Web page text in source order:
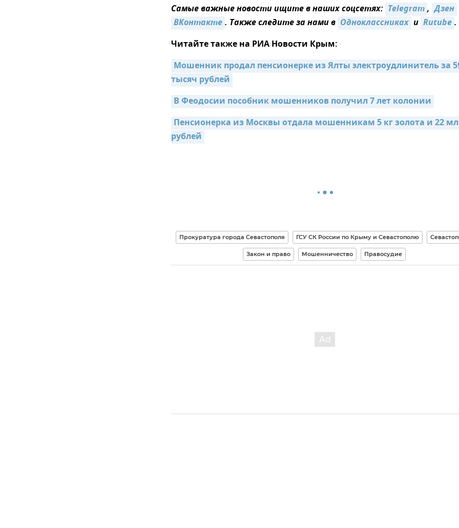
Самые важные новости ищите в наших соцсетях: Telegram, Дзен
ВКонтакте. Также следите за нами в Одноклассниках и Rutube.
Читайте также на РИА Новости Крым:
Мошенник продал пенсионерке из Ялты электроудлинитель за
тысяч рублей
В Феодосии пособник мошенников получил 7 лет колонии
Пенсионерка из Москвы отдала мошенникам 5 кг золота и 22
рублей
Прокуратура города Севастополя ГСУ СК России по Крыму и Севастополю
Закон и право Мошенничество Правосудие